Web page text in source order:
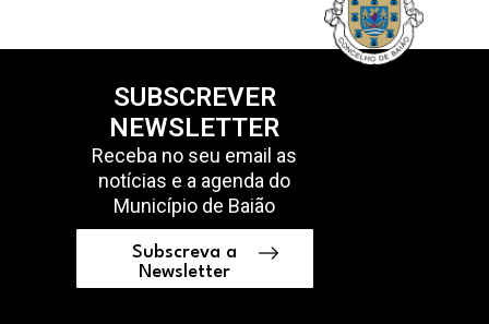
SUBSCREVER
NEWSLETTER
Receba no seu email as
notícias e a agenda do
Município de Baião
Subscreva a
Newsletter